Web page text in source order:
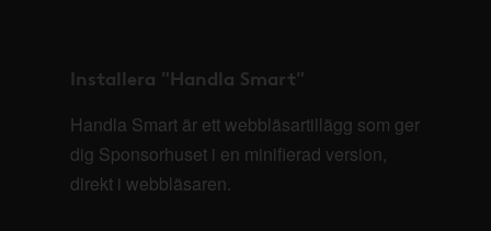
Installera "Handla Smart"
Handla Smart är ett webbläsartillägg som ger
dig Sponsorhuset i en minifierad version,
direkt i webbläsaren.